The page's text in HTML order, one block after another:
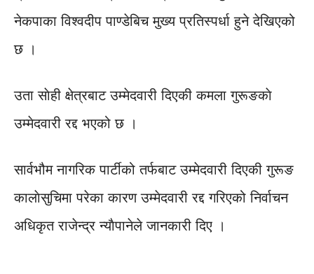
नेकपाका विश्वदीप पाण्डेबिच मुख्य प्रतिस्पर्धा हुने देखिएको
छ ।
उता साेही क्षेत्रबाट उम्मेदवारी दिएकी कमला गुरूङकाे
उम्मेदवारी रद्द भएको छ ।
सार्वभौम नागरिक पार्टीको तर्फबाट उम्मेदवारी दिएकी गुरूङ
कालाेसुचिमा परेका कारण उम्मेदवारी रद्द गरिएको निर्वाचन
अधिकृत राजेन्द्र न्याैपानेले जानकारी दिए ।